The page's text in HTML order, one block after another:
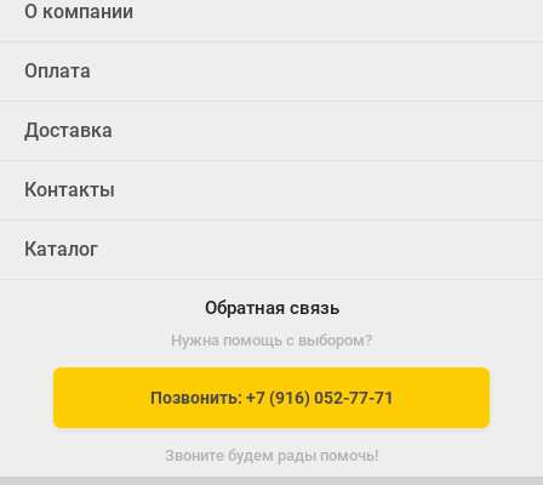
О компании
Оплата
Доставка
Контакты
Каталог
Обратная связь
Нужна помощь с выбором?
Позвонить: +7 (916) 052-77-71
Звоните будем рады помочь!